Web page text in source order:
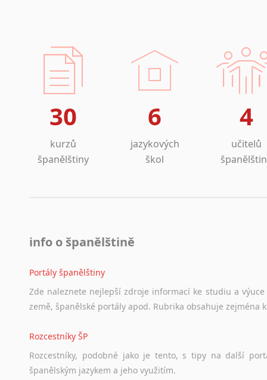
30
kurzů
španělštiny
6
jazykových
škol
4
učitelů
info o španělštině
Portály španělštiny
Zde naleznete nejlepší zdroje informací ke studiu a výuce
země, španělské portály apod. Rubrika obsahuje zejména
Rozcestníky ŠP
Rozcestníky, podobné jako je tento, s tipy na další
španělským jazykem a jeho využitím.